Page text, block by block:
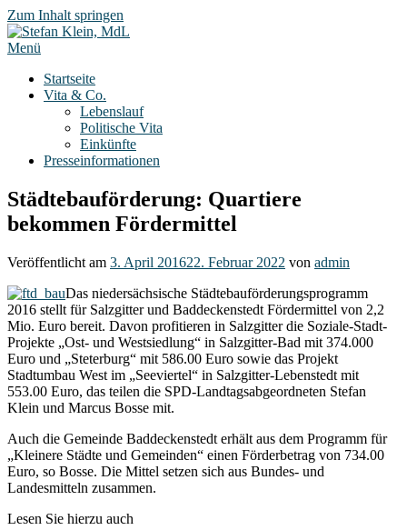
Zum Inhalt springen
Menü
Startseite
Vita & Co.
Lebenslauf
Politische Vita
Einkünfte
Presseinformationen
Städtebauförderung: Quartiere
bekommen Fördermittel
Veröffentlicht am 3. April 201622. Februar 2022 von admin
Das niedersächsische Städtebauförderungsprogramm
2016 stellt für Salzgitter und Baddeckenstedt Fördermittel von 2,2
Mio. Euro bereit. Davon profitieren in Salzgitter die Soziale-Stadt-
Projekte „Ost- und Westsiedlung“ in Salzgitter-Bad mit 374.000
Euro und „Steterburg“ mit 586.00 Euro sowie das Projekt
Stadtumbau West im „Seeviertel“ in Salzgitter-Lebenstedt mit
553.00 Euro, das teilen die SPD-Landtagsabgeordneten Stefan
Klein und Marcus Bosse mit.
Auch die Gemeinde Baddeckenstedt erhält aus dem Programm für
„Kleinere Städte und Gemeinden“ einen Förderbetrag von 734.00
Euro, so Bosse. Die Mittel setzen sich aus Bundes- und
Landesmitteln zusammen.
Lesen Sie hierzu auch